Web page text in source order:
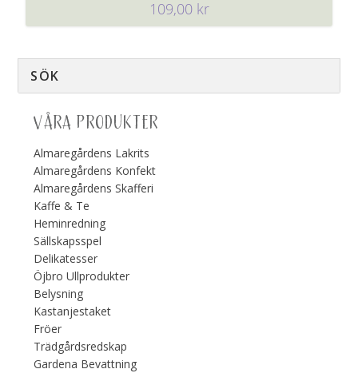
109,00 kr
VÅRA PRODUKTER
Almaregårdens Lakrits
Almaregårdens Konfekt
Almaregårdens Skafferi
Kaffe & Te
Heminredning
Sällskapsspel
Delikatesser
Öjbro Ullprodukter
Belysning
Kastanjestaket
Fröer
Trädgårdsredskap
Gardena Bevattning